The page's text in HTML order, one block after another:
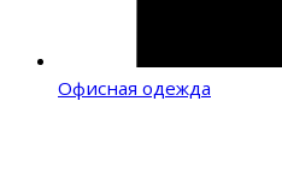
Офисная одежда